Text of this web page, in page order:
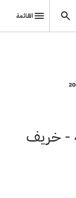
القائمة
مجلة الإنساني - العدد 40 - خريف